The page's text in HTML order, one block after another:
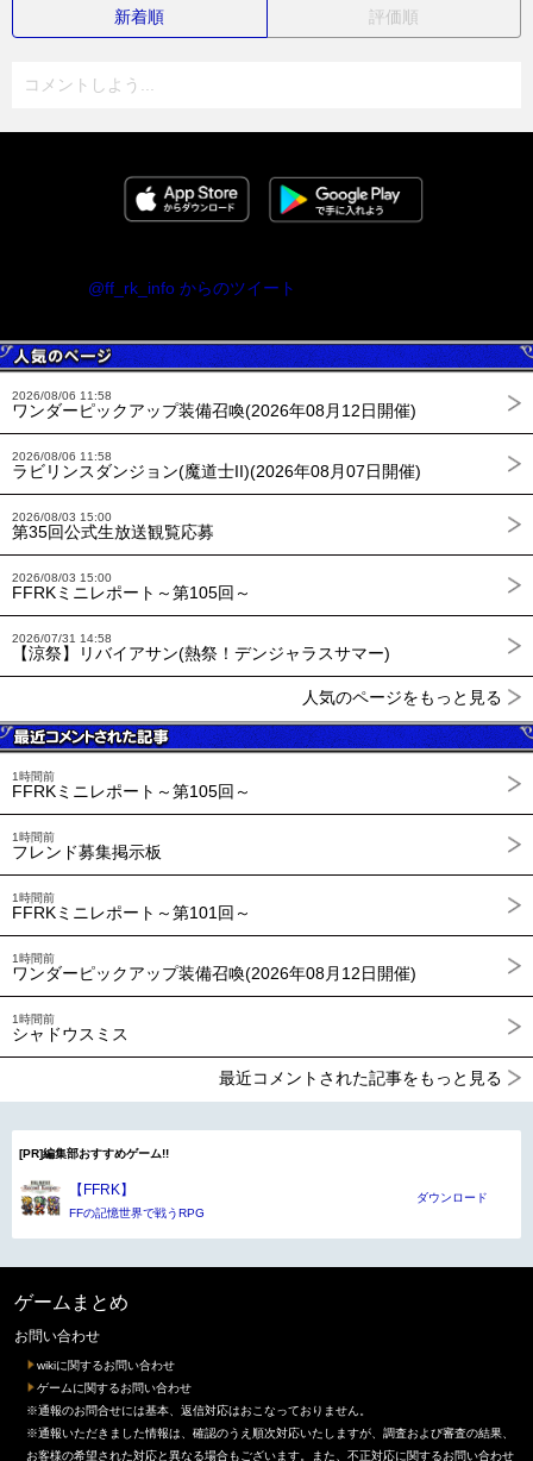
新着順 評価順
コメントしよう...
@ff_rk_info からのツイート
2026/08/06 11:58
ワンダーピックアップ装備召喚(2026年08月12日開催)
2026/08/06 11:58
ラビリンスダンジョン(魔道士II)(2026年08月07日開催)
2026/08/03 15:00
第35回公式生放送観覧応募
2026/08/03 15:00
FFRKミニレポート～第105回～
2026/07/31 14:58
【涼祭】リバイアサン(熱祭！デンジャラスサマー)
人気のページをもっと見る
1時間前
FFRKミニレポート～第105回～
1時間前
フレンド募集掲示板
1時間前
FFRKミニレポート～第101回～
1時間前
ワンダーピックアップ装備召喚(2026年08月12日開催)
1時間前
シャドウスミス
最近コメントされた記事をもっと見る
[PR]編集部おすすめゲーム!!
【FFRK】
FFの記憶世界で戦うRPG
ダウンロード
ゲームまとめ
お問い合わせ
wikiに関するお問い合わせ
ゲームに関するお問い合わせ
※通報のお問合せには基本、返信対応はおこなっておりません。
※通報いただきました情報は、確認のうえ順次対応いたしますが、調査および審査の結果、
お客様の希望された対応と異なる場合もございます。また、不正対応に関するお問い合わせ